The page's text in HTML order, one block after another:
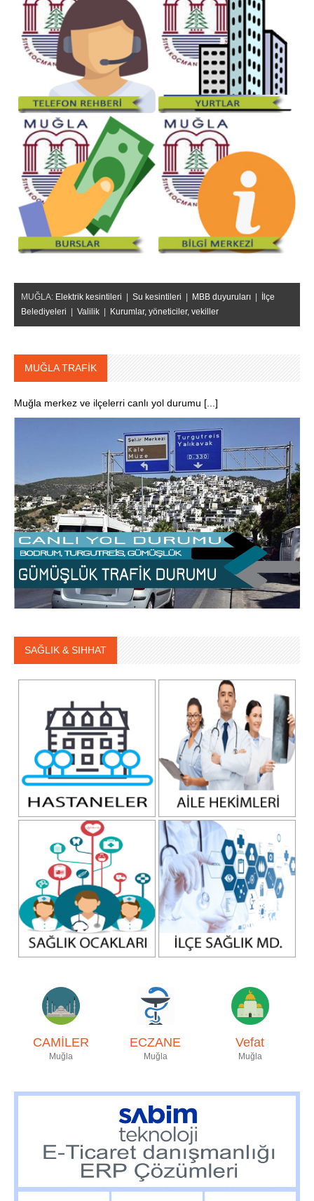
MUĞLA: Elektrik kesintileri | Su kesintileri | MBB duyuruları | İlçe
Belediyeleri | Valilik | Kurumlar, yöneticiler, vekiller
MUĞLA TRAFİK
Muğla merkez ve ilçelerri canlı yol durumu [...]
SAĞLIK & SIHHAT
CAMİLER
Muğla
ECZANE
Muğla
Vefat
Muğla